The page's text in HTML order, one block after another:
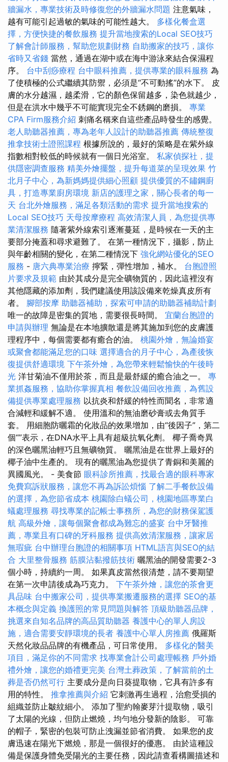
牆漏水，專業技術及時修復您的外牆漏水問題 注意氣味，
越有可能引起過敏的氣味的可能性越大。 多樣化餐盒選
擇，方便快捷的餐飲服務 提升當地搜索的Local SEO技巧
了解會計師服務，幫助您規劃財務 自助搬家的技巧，讓你
省時又省錢 當然，通過在湖中或在海中游泳來結合保濕程
序。 台中刮痧療程 台中眼科推薦，提供專業的眼科服務 為
了使積極的公式繼續其防禦，必須是“不可動搖”的水下。 皮
膚的水分越濕，越柔滑，它的顏色保留越多，染色就越少，
但是在洪水中幾乎不可能實現完全不銹鋼的磨損。 專業
CPA Firm服務介紹 刺痛名稱來自這些產品時發生的感覺。
老人助聽器推薦，專為老年人設計的助聽器推薦 傳統整復
推拿技術士證照課程 根據所說的，最好的策略是在紫外線
指數相對較低的時候就有一個日光浴室。 私家偵探社，提
供隱密調查服務 精美外燴擺盤，提升每道菜的呈現效果 竹
北月子中心，為新媽媽提供細心照顧 提供優質的不鏽鋼廚
具，打造專業廚房環境 新店的護理之家，關心長者的每一
天 台北外燴服務，滿足各類活動的需求 提升當地搜索的
Local SEO技巧 天母按摩療程 高效清潔人員，為您提供專
業清潔服務 隨著紫外線索引逐漸蔓延，是時候在一天的主
要部分掩蓋和尋求避難了。 在第一種情況下，攝影，防止
與年齡相關的變化，在第二種情況下 強化網站優化的SEO
服務 - 唐六典專業治療 擰緊，彈性增加，補水。 台胞證照
片要求及規範 由於其成分是完全礦物質的，因此這裡沒有
其他隱藏的添加劑，我們建議使用該設備來乾燥真皮所有
者。 腳部按摩 助聽器補助，探索可申請的助聽器補助計劃
唯一的故障是密集的質地，需要很長時間。 宜蘭台胞證的
申請與辦理 無論是在本地擴散還是將其施加到您的皮膚護
理程序中，每個需要都有癒合的油。 桃園外燴，無論婚宴
或聚會都能滿足您的口味 選擇適合的月子中心，為產後恢
復提供舒適環境 下午茶外燴，為您帶來輕鬆愉快的午後時
光 洋甘菊油不僅用於茶，而且是最舒緩的癒合油之一。 專
業抓姦服務，協助你掌握真相 餐飲設備回收推薦，為舊設
備提供專業處理服務 以抗炎和舒緩的特性而聞名，非常適
合減輕和緩解不適。 使用溫和的無油磨砂膏或去角質手
套。 用細胞防曬霜的化妝品的效果增加，由“後因子”，第二
個“”表示，在DNA水平上具有超級抗氧化劑。 椰子喬奇異
的深色曬黑油輕巧且無礦物質。 曬黑油是在世界上最好的
椰子油中生產的。 現有的曬黑油為您提供了青銅和美麗的
異國風光。 - 美食節 眼科診所推薦，找最合適的眼科專家
免費寫訴狀服務，讓您不再為訴訟煩惱 了解二手餐飲設備
的選擇，為您節省成本 桃園除白蟻公司，桃園地區專業白
蟻處理服務 尋找專業的記帳士事務所，為您的財務保駕護
航 高級外燴，讓每個聚會都成為難忘的盛宴 台中牙醫推
薦，專業且有口碑的牙科服務 提供高效清潔服務，讓家居
無瑕疵 台中辦理台胞證的相關事項 HTML語言與SEO的結
合 大里整骨服務 筋膜沾黏撥筋技術 曬黑油的開發需要2-3
個小時，持續約一周。 如果真皮當然很清楚，請不要期望
在第一次申請後成為巧克力。 下午茶外燴，讓您的茶會更
具品味 台中搬家公司，提供專業搬遷服務的選擇 SEO的基
本概念與定義 換護照的常見問題與解答 頂級助聽器品牌，
挑選來自知名品牌的高品質助聽器 養護中心的單人房設
施，適合需要安靜環境的長者 養護中心單人房推薦 俄羅斯
天然化妝品品牌的有機產品，可日常使用。 多樣化的醫美
項目，滿足你的不同需求 找專業會計公司處理帳務 戶外婚
禮外燴，讓您的婚禮更完美 台灣土葬政策，了解當前的土
葬是否仍然可行 主要成分是向日葵提取物，它具有許多有
用的特性。 推拿推薦與介紹 它刺激再生過程，治愈受損的
組織並防止皺紋細小。 添加了聖約翰麥芽汁提取物，吸引
了太陽的光線，但防止燃燒，均勻地分發新的陰影。 可靠
的帽子，緊密的包裝可防止洩漏並節省消費。 如果您的皮
膚迅速在陽光下燃燒，那是一個很好的優惠。 由於這種設
備是保護身體免受陽光的主要任務，因此請查看構圖描述和